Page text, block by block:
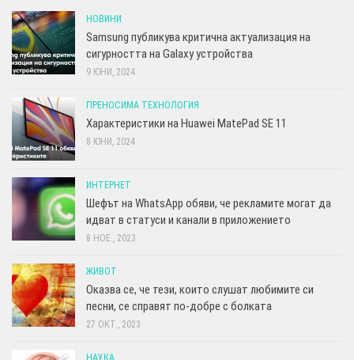
НОВИНИ
Samsung публикува критична актуализация на
сигурността на Galaxy устройства
9 ЮНИ, 2024
ПРЕНОСИМА ТЕХНОЛОГИЯ
Характеристики на Huawei MatePad SE 11
8 ЮНИ, 2024
ИНТЕРНЕТ
Шефът на WhatsApp обяви, че рекламите могат да
идват в статуси и канали в приложението
8 НОЕ., 2023
ЖИВОТ
Оказва се, че тези, които слушат любимите си
песни, се справят по-добре с болката
27 ОКТ., 2023
НАУКА